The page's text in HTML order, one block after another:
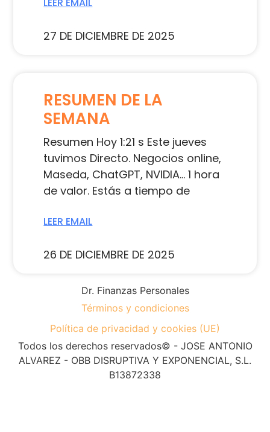
27 DE DICIEMBRE DE 2025
RESUMEN DE LA
SEMANA
Resumen Hoy 1:21 s Este jueves
tuvimos Directo. Negocios online,
Maseda, ChatGPT, NVIDIA… 1 hora
de valor. Estás a tiempo de
LEER EMAIL
26 DE DICIEMBRE DE 2025
Dr. Finanzas Personales
Términos y condiciones
Política de privacidad y cookies (UE)
Todos los derechos reservados© - JOSE ANTONIO
ALVAREZ - OBB DISRUPTIVA Y EXPONENCIAL, S.L.
B13872338